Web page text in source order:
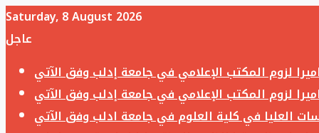
Saturday, 8 August 2026
عاجل